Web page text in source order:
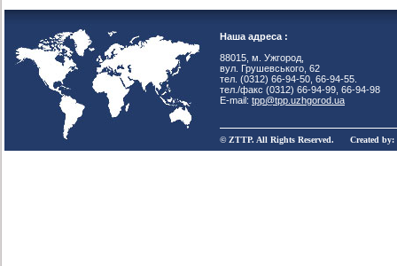
Наша адреса :
88015, м. Ужгород,
вул. Грушевського, 62
тел. (0312) 66-94-50, 66-94-55.
тел./факс (0312) 66-94-99, 66-94-98
E-mail: tpp@tpp.uzhgorod.ua
© ZTTP. All Rights Reserved. Created by: